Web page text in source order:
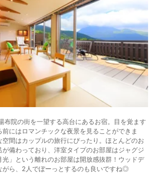
布院の街を一望する高台にあるお宿。目を覚ます
にはロマンチックな夜景を見ることができま
間はカップルの旅行にぴったり。ほとんどのお
備わっており、洋室タイプのお部屋はジャグジ
光」という離れのお部屋は開放感抜群！ウッドデ
がら、2人でぼーっとするのも良いですね◎